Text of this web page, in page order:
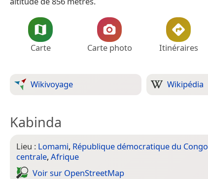
Carte Carte photo Itinéraires
Wikivoyage Wikipédia
Kabinda
Lieu : Lomami, République démocratique du Congo
centrale, Afrique
Voir sur Open­Street­Map